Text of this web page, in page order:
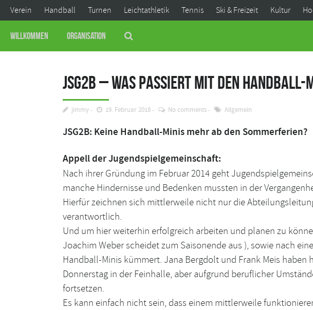
Verein Handball Turnen Leichtathletik Tennis Ski & Freizeit Kultur
Willkommen Organisation
JSG2B – Was passiert mit den Handball-
jimmy 19. Februar 2018 No comments Allgemein
JSG2B: Keine Handball-Minis mehr ab den Sommerferien?
Appell der Jugendspielgemeinschaft:
Nach ihrer Gründung im Februar 2014 geht
manche Hindernisse und Bedenken mussten in der
Hierfür zeichnen sich mittlerweile nicht nur die
verantwortlich.
Und um hier weiterhin erfolgreich arbeiten und planen zu
Joachim Weber scheidet zum Saisonende aus ), sowie nach
Handball-Minis kümmert. Jana Bergdolt und Frank Meis
Donnerstag in der Feinhalle, aber aufgrund beruflicher
fortsetzen.
Es kann einfach nicht sein, dass einem mittlerweile